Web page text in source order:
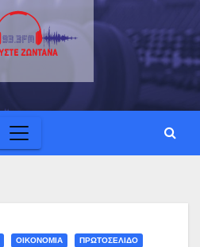
ΟΙΚΟΝΟΜΙΑ ΠΡΩΤΟΣΕΛΙΔΟ